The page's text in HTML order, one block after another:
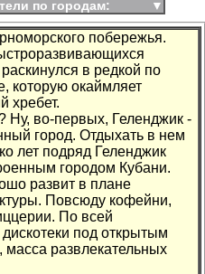
по городам:
▼
побережья.
в редкой по
которую окаймляет
хребет.
Ну, во-первых, Геленджик -
город. Отдыхать в нем
лет подряд Геленджик
городом Кубани.
развит в плане
Повсюду кофейни,
По всей
под открытым
масса развлекательных